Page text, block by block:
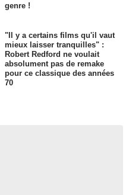
genre !
"Il y a certains films qu'il vaut
mieux laisser tranquilles" :
Robert Redford ne voulait
absolument pas de remake
pour ce classique des années
70